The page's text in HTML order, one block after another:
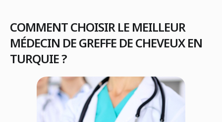
COMMENT CHOISIR LE MEILLEUR
MÉDECIN DE GREFFE DE CHEVEUX EN
TURQUIE ?